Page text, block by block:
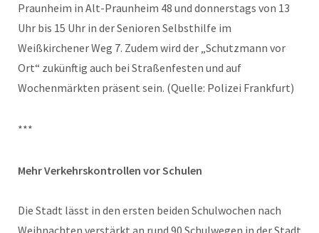
Praunheim in Alt-Praunheim 48 und donnerstags von 13
Uhr bis 15 Uhr in der Senioren Selbsthilfe im
Weißkirchener Weg 7. Zudem wird der „Schutzmann vor
Ort“ zukünftig auch bei Straßenfesten und auf
Wochenmärkten präsent sein. (Quelle: Polizei Frankfurt)
***
Mehr Verkehrskontrollen vor Schulen
Die Stadt lässt in den ersten beiden Schulwochen nach
Weihnachten verstärkt an rund 90 Schulwegen in der Stadt